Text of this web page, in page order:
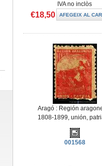
IVA no inclòs
€18,50
Aragó : Región
1808-1899, unión,
001568